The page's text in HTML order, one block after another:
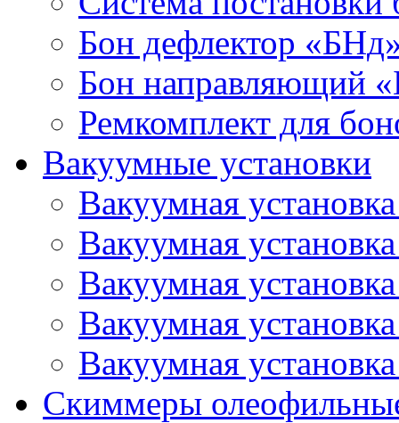
Бон дефлектор
Бон направляющий
Ремкомплект для
Вакуумные установки
Вакуумная
Вакуумная
Вакуумная
Вакуумная
Вакуумная
Скиммеры